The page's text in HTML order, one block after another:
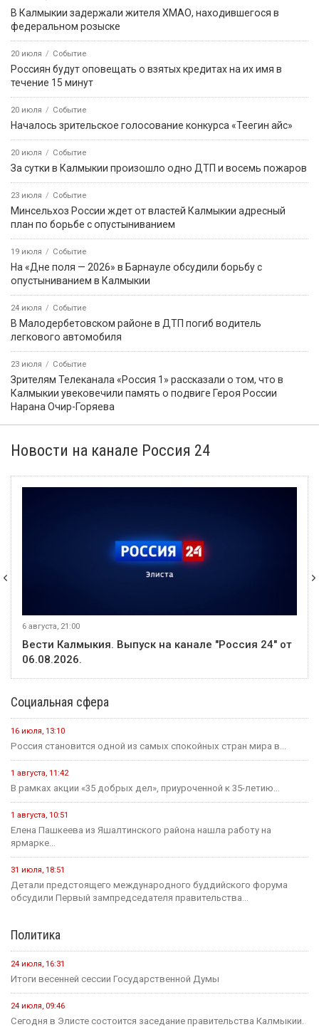
В Калмыкии задержали жителя ХМАО, находившегося в
федеральном розыске
20 июля Событие
Россиян будут оповещать о взятых кредитах на их имя в
течение 15 минут
20 июля Событие
Началось зрительское голосование конкурса «Теегин айс»
20 июля Событие
За сутки в Калмыкии произошло одно ДТП и восемь пожаров
23 июля Событие
Минсельхоз России ждет от властей Калмыкии адресный
план по борьбе с опустыниванием
19 июля Событие
На «Дне поля — 2026» в Барнауле обсудили борьбу с
опустыниванием в Калмыкии
24 июля Событие
В Малодербетовском районе в ДТП погиб водитель
легкового автомобиля
23 июля Событие
Зрителям Телеканала «Россия 1» рассказали о том, что в
Калмыкии увековечили память о подвиге Героя России
Нарана Очир-Горяева
Новости на канале Россия 24
6 августа, 21:00
Вести Калмыкия. Выпуск на канале "Россия 24" от
06.08.2026.
Социальная сфера
16 июля, 13:10
Россия становится одной из самых спокойных стран мира в...
1 августа, 11:42
В рамках акции «35 добрых дел», приуроченной к 35-летию...
1 августа, 10:51
Елена Пашкеева из Яшалтинского района нашла работу на
ярмарке...
31 июля, 18:51
Детали предстоящего международного буддийского форума
обсудили Первый зампредседателя правительства...
Политика
24 июля, 16:31
Итоги весенней сессии Государственной Думы
24 июля, 09:46
Сегодня в Элисте состоится заседание правительства Калмыкии.